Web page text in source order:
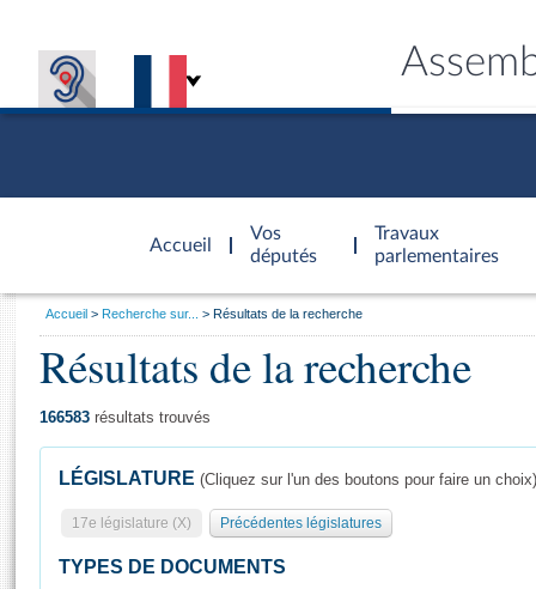
Accueil
d'accueil
Vos
députés
Travaux
parlementaires
Présidence
Séance publique
Général
Rôle et pouvoirs de l'Assemblée
Visiter l'Assemblée
Vous
Accueil Recherche sur... Résultats de la recherche
Résultats de la recherche
166583 résultats trouvés
LÉGISLATURE (Cliquez sur l'un des boutons pour faire un choix)
17e législature (X) Précédentes législatures
TYPES DE DOCUMENTS